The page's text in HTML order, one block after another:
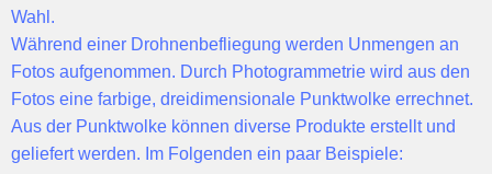
Wahl.
Während einer Drohnenbefliegung werden Unmengen an
Fotos aufgenommen. Durch Photogrammetrie wird aus den
Fotos eine farbige, dreidimensionale Punktwolke errechnet.
Aus der Punktwolke können diverse Produkte erstellt und
geliefert werden. Im Folgenden ein paar Beispiele: